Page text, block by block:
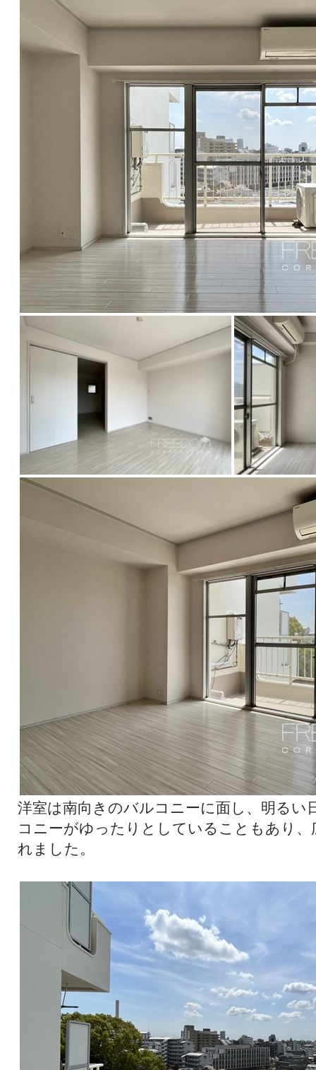
洋室は南向きのバルコニーに面し、明るい
コニーがゆったりとしていることもあり
れました。